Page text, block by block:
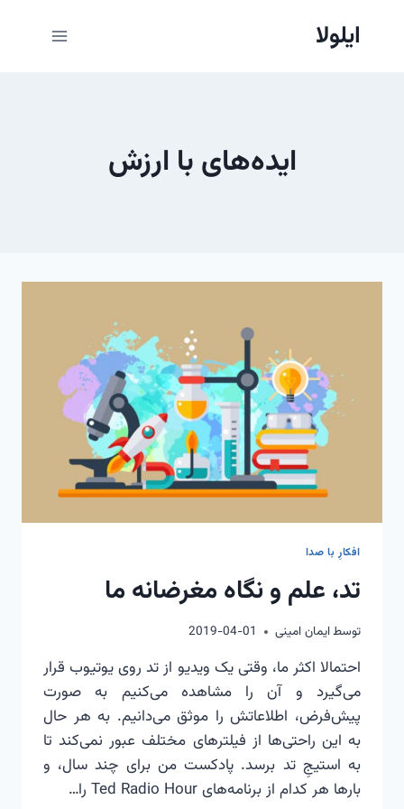
ایلولا
ایده‌های با ارزش
افکارِ با صدا
تد، علم و نگاه مغرضانه ما
توسطایمان امینی 2019-04-01
احتمالا اکثر ما، وقتی یک ویدیو از تد روی یوتیوب قرار
می‌گیرد و آن را مشاهده می‌کنیم به صورت
پیش‌فرض، اطلاعاتش را موثق می‌دانیم. به هر حال
به این راحتی‌ها از فیلترهای مختلف عبور نمی‌کند تا
به استیجِ تد برسد. پادکست من برای چند سال، و
بارها هر کدام از برنامه‌های Ted Radio Hour را…